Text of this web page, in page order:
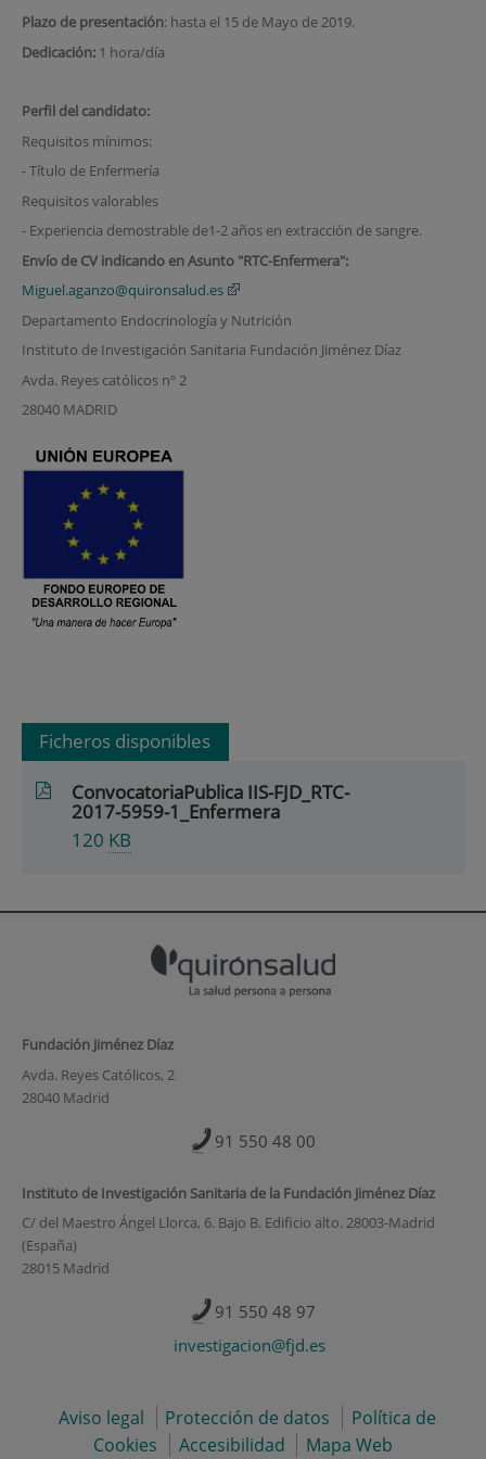
Plazo de presentación: hasta el 15 de Mayo de 2019.
Dedicación:1 hora/día
Perfil del candidato:
Requisitos mínimos:
- Título de Enfermería
Requisitos valorables
- Experiencia demostrable de1-2 años en extracción de sangre.
Envío de CV indicando en Asunto "RTC-Enfermera":
Miguel.aganzo@quironsalud.es
Departamento Endocrinología y Nutrición
Instituto de Investigación Sanitaria Fundación Jiménez Díaz
Avda. Reyes católicos nº 2
28040 MADRID
Ficheros disponibles
ConvocatoriaPublica IIS-FJD_RTC-
2017-5959-1_Enfermera
120 KB
Fundación Jiménez Díaz
Avda. Reyes Católicos, 2
28040 Madrid
91 550 48 00
Instituto de Investigación Sanitaria de la Fundación Jiménez Díaz
C/ del Maestro Ángel Llorca, 6. Bajo B. Edificio alto. 28003-Madrid
(España)
28015 Madrid
91 550 48 97
investigacion@fjd.es
Aviso legal Protección de datos
Política de
Cookies
Accesibilidad Mapa Web